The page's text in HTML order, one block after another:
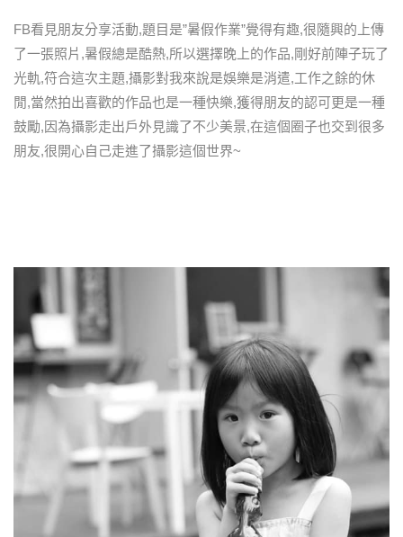
FB看見朋友分享活動,題目是”暑假作業”覺得有趣,很隨興的上傳
了一張照片,暑假總是酷熱,所以選擇晚上的作品,剛好前陣子玩了
光軌,符合這次主題,攝影對我來說是娛樂是消遣,工作之餘的休
閒,當然拍出喜歡的作品也是一種快樂,獲得朋友的認可更是一種
鼓勵,因為攝影走出戶外見識了不少美景,在這個圈子也交到很多
朋友,很開心自己走進了攝影這個世界~